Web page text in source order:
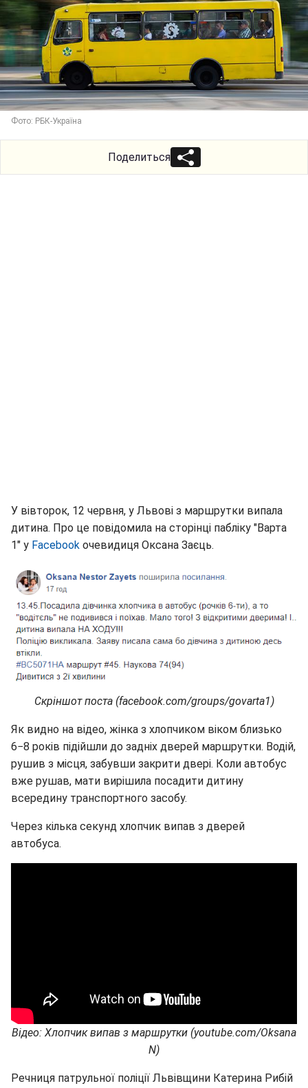
Фото: РБК-Україна
Поделиться
У вівторок, 12 червня, у Львові з маршрутки випала
дитина. Про це повідомила на сторінці пабліку "Варта
1" у Facebook очевидиця Оксана Заєць.
Скріншот поста (facebook.com/groups/govarta1)
Як видно на відео, жінка з хлопчиком віком близько
6−8 років підійшли до задніх дверей маршрутки. Водій,
рушив з місця, забувши закрити двері. Коли автобус
вже рушав, мати вирішила посадити дитину
всередину транспортного засобу.
Через кілька секунд хлопчик випав з дверей
автобуса.
Відео: Хлопчик випав з маршрутки (youtube.com/Oksana
N)
Речниця патрульної поліції Львівщини Катерина Рибій